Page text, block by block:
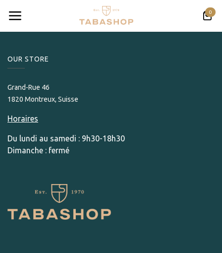
0
OUR STORE​
Grand-Rue 46
1820 Montreux, Suisse
Horaires
Du lundi au samedi : 9h30-18h30
Dimanche : fermé